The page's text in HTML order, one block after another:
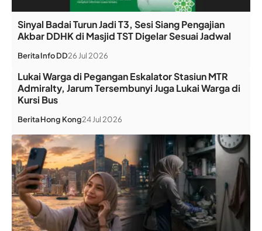
Sinyal Badai Turun Jadi T3, Sesi Siang Pengajian
Akbar DDHK di Masjid TST Digelar Sesuai Jadwal
BeritaInfo DD26 Jul 2026
Lukai Warga di Pegangan Eskalator Stasiun MTR
Admiralty, Jarum Tersembunyi Juga Lukai Warga di
Kursi Bus
BeritaHong Kong24 Jul 2026